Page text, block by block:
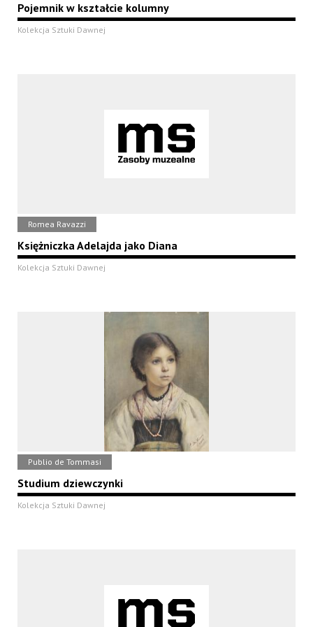
Pojemnik w kształcie kolumny
Kolekcja Sztuki Dawnej
Romea Ravazzi
Księżniczka Adelajda jako Diana
Kolekcja Sztuki Dawnej
Publio de Tommasi
Studium dziewczynki
Kolekcja Sztuki Dawnej